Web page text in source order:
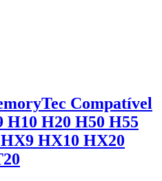
Compatível
H10 H20 H50 H55
HX10 HX20